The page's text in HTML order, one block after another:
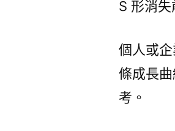
S 形消
個人或
條成長
考。